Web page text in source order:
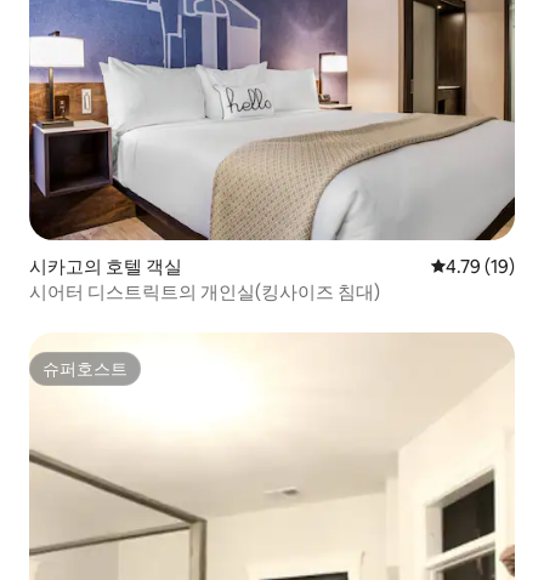
시카고의 호텔 객실 평점 4.79점
4.79 (19)
시어터 디스트릭트의 개인실(킹사이즈 침대)
슈퍼호스트
슈퍼호스트